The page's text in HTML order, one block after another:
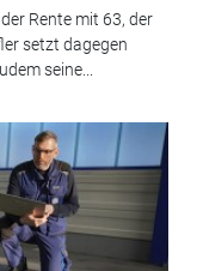
Rente mit 63, der
setzt dagegen
seine...